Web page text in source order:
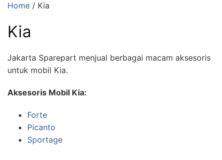
Home / Kia
Kia
Jakarta Sparepart menjual berbagai macam aksesoris
untuk mobil Kia.
Aksesoris Mobil Kia:
Forte
Picanto
Sportage